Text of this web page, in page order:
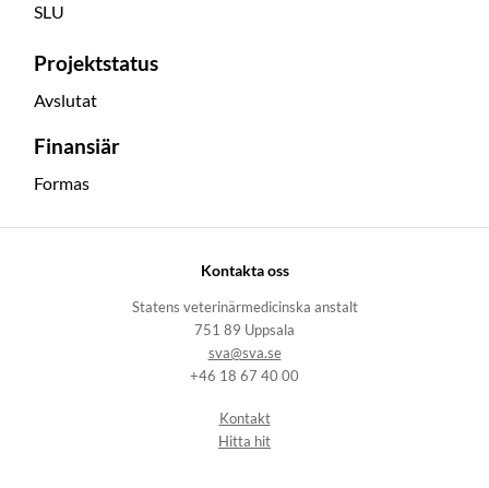
SLU
Projektstatus
Avslutat
Finansiär
Formas
Kontakta oss
Statens veterinärmedicinska anstalt
751 89 Uppsala
sva@sva.se
+46 18 67 40 00
Kontakt
Hitta hit